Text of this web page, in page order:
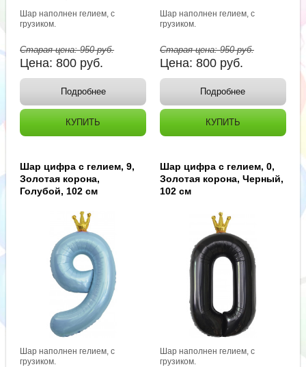
Шар наполнен гелием, с
грузиком.
Старая цена:950руб.
Цена:800 руб.
Подробнее
КУПИТЬ
Шар наполнен гелием, с
грузиком.
Старая цена:950руб.
Цена: 800 руб.
Подробнее
КУПИТЬ
Шар цифра с гелием, 9,
Золотая корона,
Голубой, 102 см
Шар наполнен гелием, с
грузиком.
Шар цифра с гелием, 0,
Золотая корона, Черный,
102 см
Шар наполнен гелием, с
грузиком.